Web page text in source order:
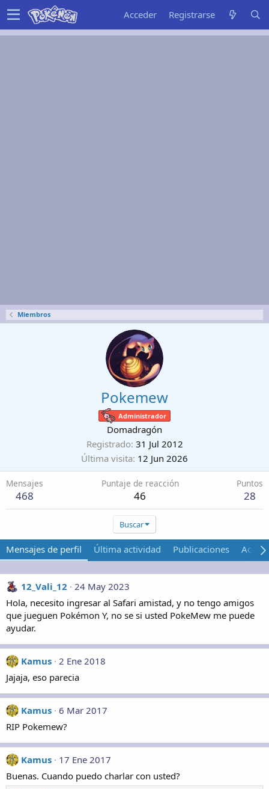
Acceder Registrarse
Miembros
Pokemew
Administrador
Domadragón
Registrado 31 Jul 2012
Última visita 12 Jun 2026
Mensajes
468
Puntaje de reacción
46
Puntos
28
Buscar
Mensajes de perfil Última actividad Publicaciones Acerca
12_Vali_12
24 May 2023
Hola, necesito ingresar al Safari amistad, y no tengo amigos
que jueguen Pokémon Y, no se si usted PokeMew me puede
ayudar.
Kamus 2 Ene 2018
Jajaja, eso parecia
Kamus 6 Mar 2017
RIP Pokemew?
Kamus
17 Ene 2017
Buenas. Cuando puedo charlar con usted?